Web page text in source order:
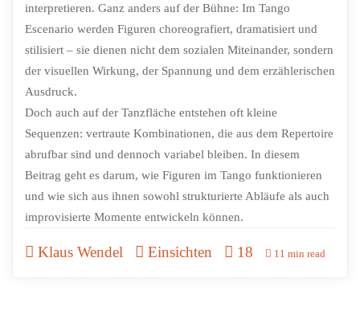
interpretieren. Ganz anders auf der Bühne: Im Tango
Escenario werden Figuren choreografiert, dramatisiert und
stilisiert – sie dienen nicht dem sozialen Miteinander, sondern
der visuellen Wirkung, der Spannung und dem erzählerischen
Ausdruck.
Doch auch auf der Tanzfläche entstehen oft kleine
Sequenzen: vertraute Kombinationen, die aus dem Repertoire
abrufbar sind und dennoch variabel bleiben. In diesem
Beitrag geht es darum, wie Figuren im Tango funktionieren
und wie sich aus ihnen sowohl strukturierte Abläufe als auch
improvisierte Momente entwickeln können.
Klaus Wendel Einsichten 18 11 min read